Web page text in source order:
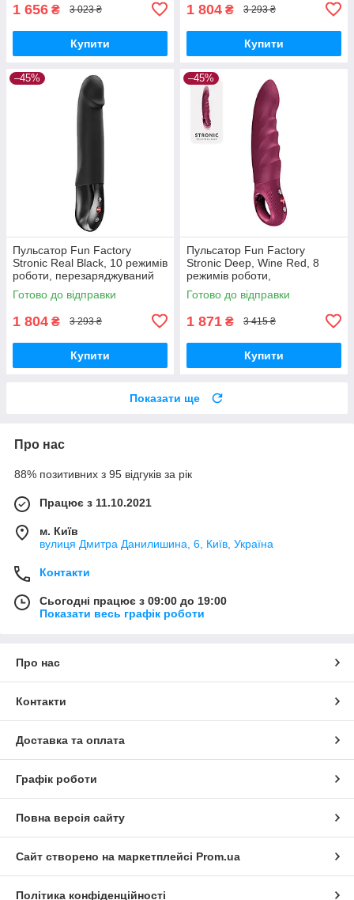
1 656 ₴ 3 023 ₴
Купити
1 804 ₴ 3 293 ₴
Купити
–45%
Пульсатор Fun Factory
Stronic Real Black, 10 режимів
роботи, перезаряджуваний
Вібратори мастурбатори
секс-шоп
Готово до відправки
1 804 ₴ 3 293 ₴
Купити
–45%
Пульсатор Fun Factory
Stronic Deep, Wine Red, 8
режимів роботи,
перезаряджуваний Вібратори
мастурбатори секс-шоп
Готово до відправки
1 871 ₴ 3 415 ₴
Купити
Показати ще
Про нас
88% позитивних з 95 відгуків за рік
Працює з 11.10.2021
м. Київ
вулиця Дмитра Данилишина, 6, Київ, Україна
Контакти
Сьогодні працює з 09:00 до 19:00
Показати весь графік роботи
Про нас
Контакти
Доставка та оплата
Графік роботи
Повна версія сайту
Сайт створено на маркетплейсі Prom.ua
Політика конфіденційності